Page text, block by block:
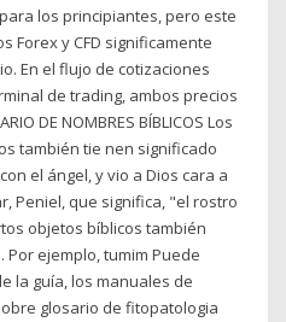
los principiantes, pero este
Forex y CFD significamente
En el flujo de cotizaciones
de trading, ambos precios
DE NOMBRES BÍBLICOS Los
también tie­ nen significado
el ángel, y vio a Dios cara a
Peniel, que significa, "el rostro
objetos bíblicos también
ejemplo, tumim Puede
la guía, los manuales de
glosario de fitopatologia